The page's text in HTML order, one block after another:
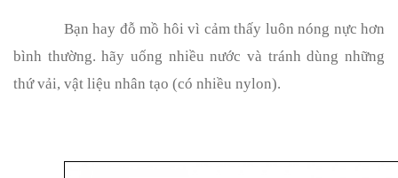
Bạn hay đỗ mồ hôi vì cảm thấy luôn nóng nực hơn
bình thường. hãy uống nhiều nước và tránh dùng những
thứ vải, vật liệu nhân tạo (có nhiều nylon).